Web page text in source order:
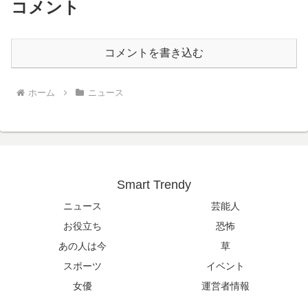
コメント
コメントを書き込む
ホーム ニュース
Smart Trendy
ニュース
芸能人
お役立ち
恐怖
あの人は今
草
スポーツ
イベント
女優
運営者情報